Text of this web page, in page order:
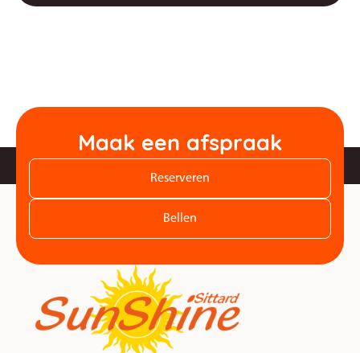
Maak een afspraak
Reserveren
Bellen